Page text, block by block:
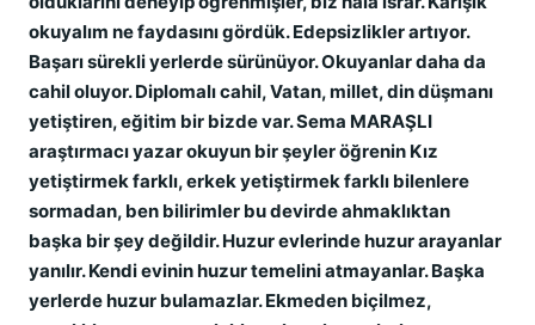
okuyalım ne faydasını gördük. Edepsizlikler artıyor.
Başarı sürekli yerlerde sürünüyor. Okuyanlar daha da
cahil oluyor. Diplomalı cahil, Vatan, millet, din düşmanı
yetiştiren, eğitim bir bizde var. Sema MARAŞLI
araştırmacı yazar okuyun bir şeyler öğrenin Kız
yetiştirmek farklı, erkek yetiştirmek farklı bilenlere
sormadan, ben bilirimler bu devirde ahmaklıktan
başka bir şey değildir. Huzur evlerinde huzur arayanlar
yanılır. Kendi evinin huzur temelini atmayanlar. Başka
yerlerde huzur bulamazlar. Ekmeden biçilmez,